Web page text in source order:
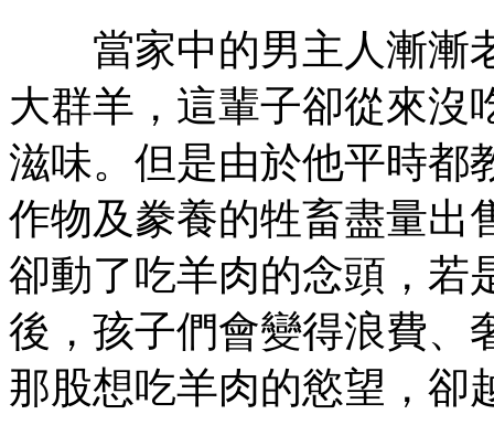
當家中的男主人漸漸
大群羊，這輩子卻從來沒
滋味。但是由於他平時都
作物及豢養的牲畜盡量出
卻動了吃羊肉的念頭，若
後，孩子們會變得浪費、
那股想吃羊肉的慾望，卻